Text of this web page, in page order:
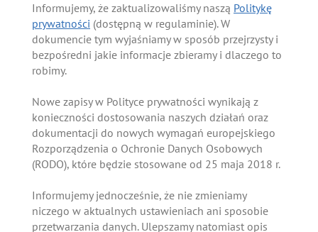
Informujemy, że zaktualizowaliśmy naszą Politykę
prywatności (dostępną w regulaminie). W
dokumencie tym wyjaśniamy w sposób przejrzysty i
bezpośredni jakie informacje zbieramy i dlaczego to
robimy.
Nowe zapisy w Polityce prywatności wynikają z
konieczności dostosowania naszych działań oraz
dokumentacji do nowych wymagań europejskiego
Rozporządzenia o Ochronie Danych Osobowych
(RODO), które będzie stosowane od 25 maja 2018 r.
Informujemy jednocześnie, że nie zmieniamy
niczego w aktualnych ustawieniach ani sposobie
przetwarzania danych. Ulepszamy natomiast opis